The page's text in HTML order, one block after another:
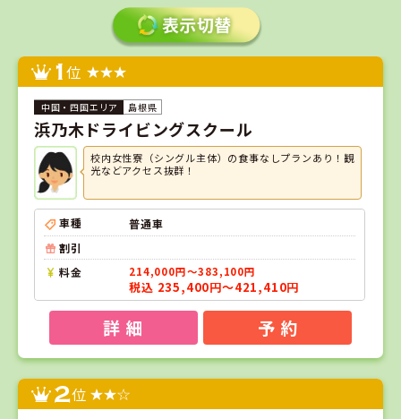
1位
島根県
浜乃木ドライビングスクール
校内女性寮（シングル主体）の食事なしプランあり！観
光などアクセス抜群！
車種
普通車
割引
料金
214,000円～383,100円
税込 235,400円～421,410円
詳 細 予 約
2位